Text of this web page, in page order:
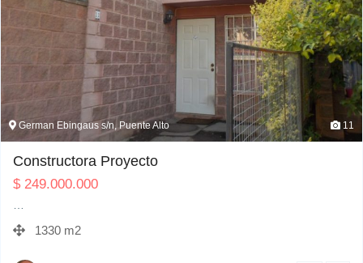
German Ebingaus s/n, Puente Alto 11
Constructora Proyecto
$ 249.000.000
1330 m2